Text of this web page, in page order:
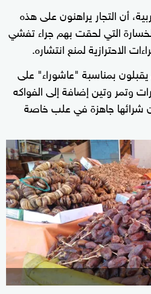
أن التجار يراهنون على هذه
التي لحقت بهم جراء تفشي
الاحترازية لمنع انتشاره.
يقبلون بمناسبة "عاشوراء" على
وتمر وتين إضافة إلى الفواكه
شرائها جاهزة في علب خاصة